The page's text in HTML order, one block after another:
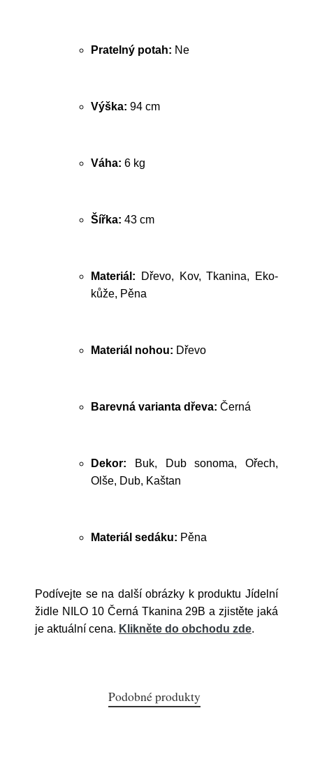
Pratelný potah: Ne
Výška: 94 cm
Váha: 6 kg
Šířka: 43 cm
Materiál: Dřevo, Kov, Tkanina, Eko-
kůže, Pěna
Materiál nohou: Dřevo
Barevná varianta dřeva: Černá
Dekor: Buk, Dub sonoma, Ořech,
Olše, Dub, Kaštan
Materiál sedáku: Pěna
Podívejte se na další obrázky k produktu Jídelní
židle NILO 10 Černá Tkanina 29B a zjistěte jaká
je aktuální cena. Klikněte do obchodu zde.
Podobné produkty